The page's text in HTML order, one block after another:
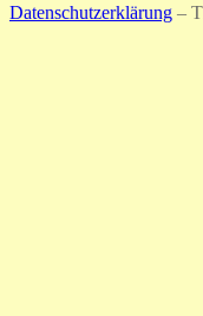
Datenschutzerklärung –